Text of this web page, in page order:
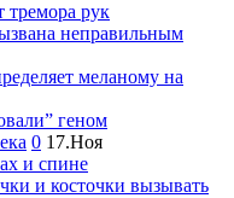
тремора рук
неправильным
меланому на
геном
0 17.Ноя
и спине
и косточки вызывать